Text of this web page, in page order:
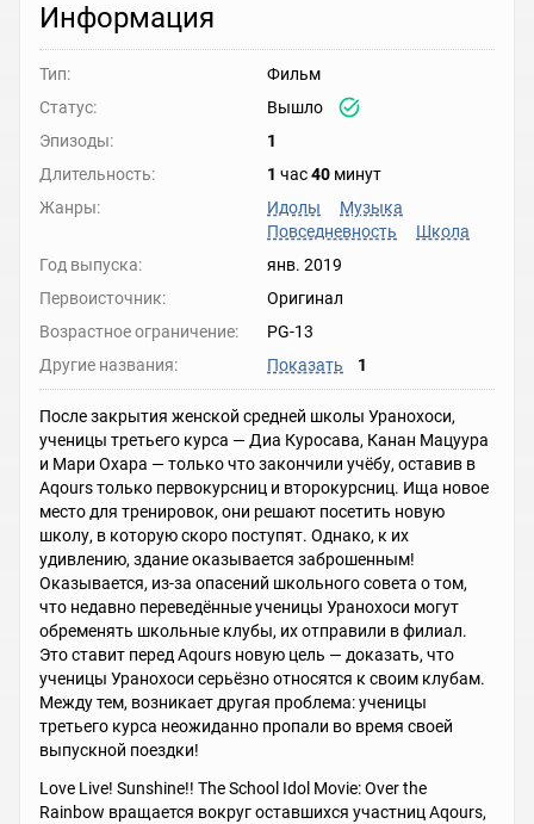
Информация
Тип:
Фильм
Статус:
Вышло
Эпизоды:
1
Длительность:
1 час40 минут
Жанры:
Идолы
Музыка
Повседневность
Школа
Год выпуска:
янв. 2019
Первоисточник:
Оригинал
Возрастное ограничение:
PG-13
Другие названия:
Показать 1
После закрытия женской средней школы Уранохоси,
ученицы третьего курса — Диа Куросава, Канан Мацуура
и Мари Охара — только что закончили учёбу, оставив в
Aqours только первокурсниц и второкурсниц. Ища новое
место для тренировок, они решают посетить новую
школу, в которую скоро поступят. Однако, к их
удивлению, здание оказывается заброшенным!
Оказывается, из-за опасений школьного совета о том,
что недавно переведённые ученицы Уранохоси могут
обременять школьные клубы, их отправили в филиал.
Это ставит перед Aqours новую цель — доказать, что
ученицы Уранохоси серьёзно относятся к своим клубам.
Между тем, возникает другая проблема: ученицы
третьего курса неожиданно пропали во время своей
выпускной поездки!
Love Live! Sunshine!! The School Idol Movie: Over the
Rainbow вращается вокруг оставшихся участниц Aqours,